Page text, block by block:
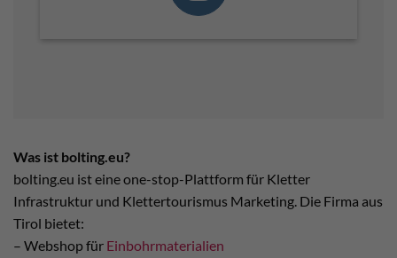
Was ist bolting.eu?
bolting.eu ist eine one-stop-Plattform für Kletter
Infrastruktur und Klettertourismus Marketing. Die Firma aus
Tirol bietet:
– Webshop für Einbohrmaterialien